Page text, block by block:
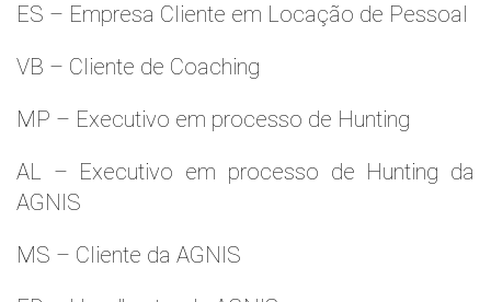
ES – Empresa Cliente em Locação de Pessoal
VB – Cliente de Coaching
MP – Executivo em processo de Hunting
AL – Executivo em processo de Hunting da
AGNIS
MS – Cliente da AGNIS